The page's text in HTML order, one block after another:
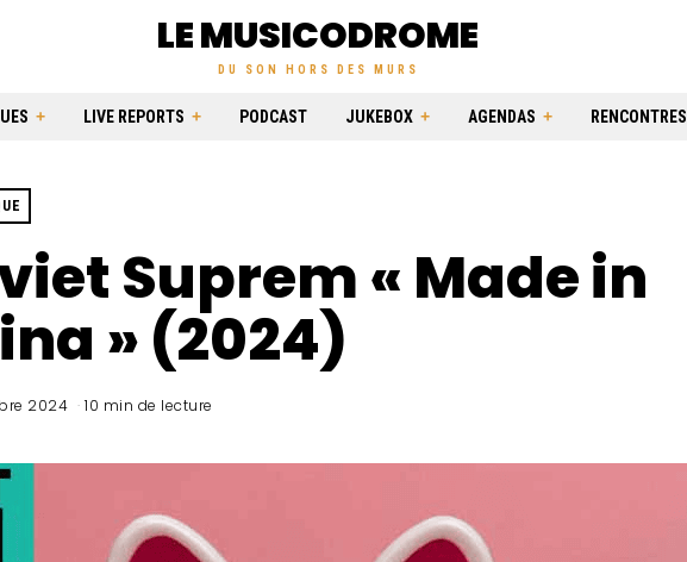
LE MUSICODROME
DU SON HORS DES MURS
LIVE REPORTS PODCAST JUKEBOX AGENDAS RENCONTRES
Suprem « Made in
» (2024)
2024 10 min de lecture